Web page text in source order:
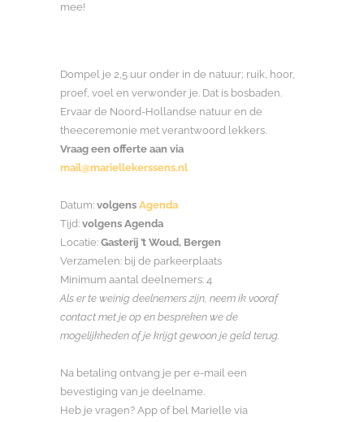
mee!
Dompel je 2,5 uur onder in de natuur; ruik, hoor,
proef, voel en verwonder je. Dat is bosbaden.
Ervaar de Noord-Hollandse natuur en de
theeceremonie met verantwoord lekkers.
Vraag een offerte aan via
mail@mariellekerssens.nl
Datum: volgens Agenda
Tijd: volgens Agenda
Locatie: Gasterij ’t Woud, Bergen
Verzamelen: bij de parkeerplaats
Minimum aantal deelnemers: 4
Als er te weinig deelnemers zijn, neem ik vooraf
contact met je op en bespreken we de
mogelijkheden of je krijgt gewoon je geld terug.
Na betaling ontvang je per e-mail een
bevestiging van je deelname.
Heb je vragen? App of bel Marielle via